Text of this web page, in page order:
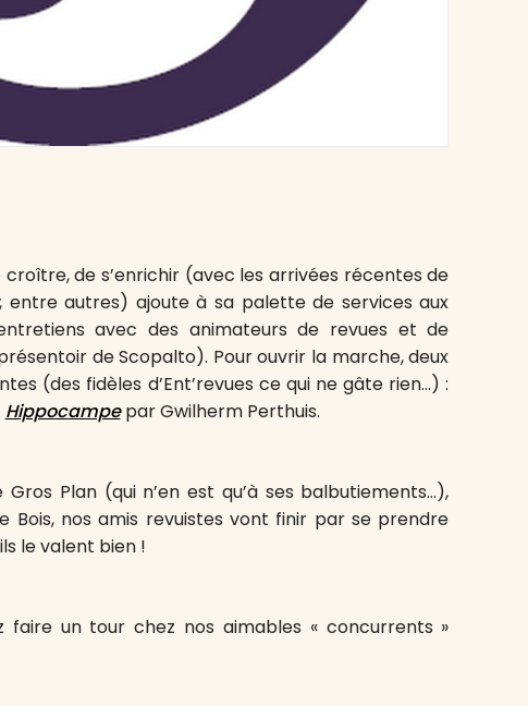
croître, de s’enrichir (avec les arrivées récentes de
, entre autres) ajoute à sa palette de services aux
avec des animateurs de revues et de
de Scopalto). Pour ouvrir la marche, deux
(des fidèles d’Ent’revues ce qui ne gâte rien…) :
Hippocampepar Gwilherm Perthuis.
Plan (qui n’en est qu’à ses balbutiements…),
Bois, nos amis revuistes vont finir par se prendre
le valent bien !
faire un tour chez nos aimables « concurrents »